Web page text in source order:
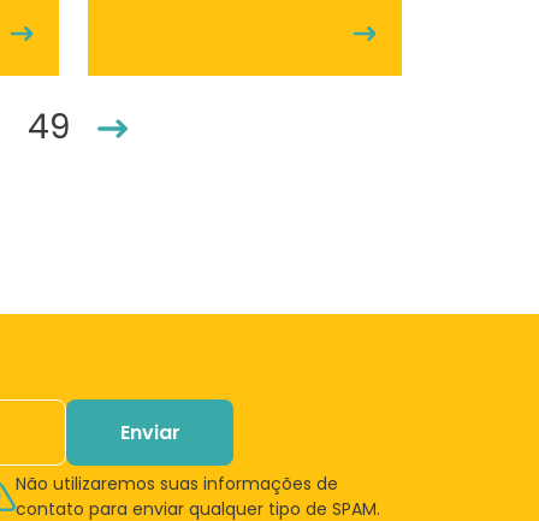
49
Enviar
Não utilizaremos suas informações de
contato para enviar qualquer tipo de SPAM.